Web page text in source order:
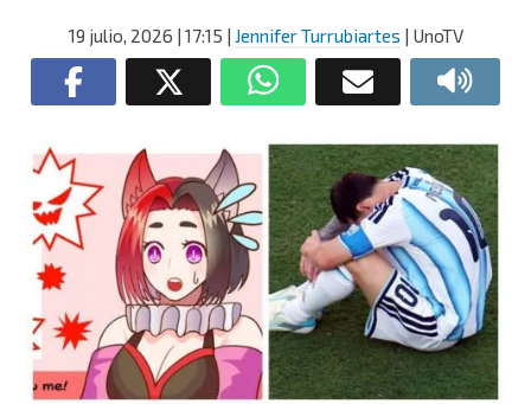
19 julio, 2026 | 17:15 | Jennifer Turrubiartes | UnoTV